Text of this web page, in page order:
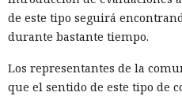
de este tipo seguirá
durante bastante tiempo.
Los representantes de la
que el sentido de este tipo de